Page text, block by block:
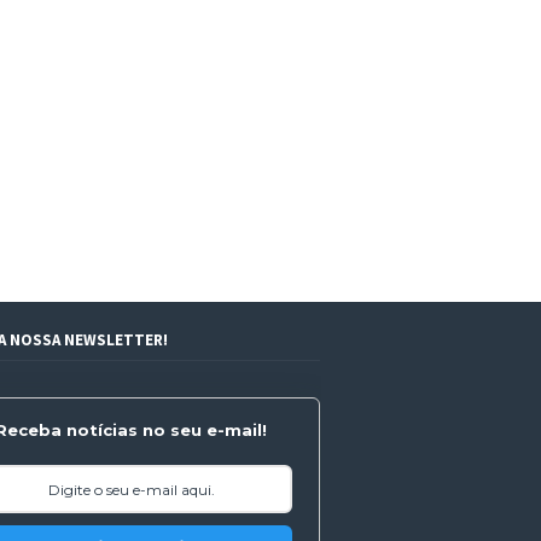
NOSSA NEWSLETTER!
notícias no seu e-mail!